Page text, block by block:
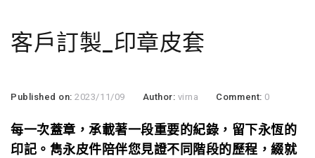
客戶訂製_印章皮套
Published on:2023/11/09 Author: virna Comment: 0
每一次蓋章，承載著一段重要的紀錄，留下永恆的
印記。雋永皮件陪伴您見證不同階段的歷程，綴就